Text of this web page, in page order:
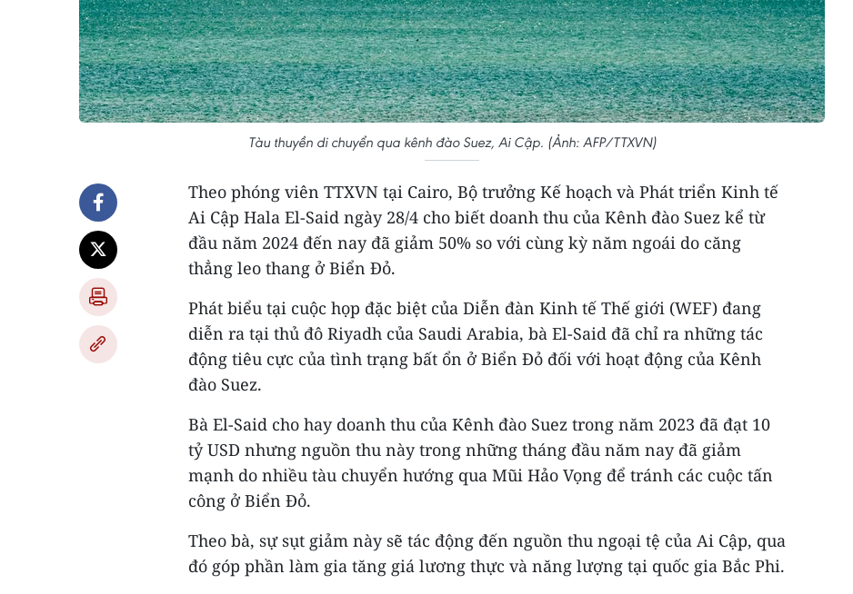
Tàu thuyền di chuyển qua kênh đào Suez, Ai Cập. (Ảnh: AFP/TTXVN)
Theo phóng viên TTXVN tại Cairo, Bộ trưởng Kế hoạch và Phát triển Kinh tế
Ai Cập Hala El-Said ngày 28/4 cho biết doanh thu của Kênh đào Suez kể từ
đầu năm 2024 đến nay đã giảm 50% so với cùng kỳ năm ngoái do căng
thẳng leo thang ở Biển Đỏ.
Phát biểu tại cuộc họp đặc biệt của Diễn đàn Kinh tế Thế giới (WEF) đang
diễn ra tại thủ đô Riyadh của Saudi Arabia, bà El-Said đã chỉ ra những tác
động tiêu cực của tình trạng bất ổn ở Biển Đỏ đối với hoạt động của Kênh
đào Suez.
Bà El-Said cho hay doanh thu của Kênh đào Suez trong năm 2023 đã đạt 10
tỷ USD nhưng nguồn thu này trong những tháng đầu năm nay đã giảm
mạnh do nhiều tàu chuyển hướng qua Mũi Hảo Vọng để tránh các cuộc tấn
công ở Biển Đỏ.
Theo bà, sự sụt giảm này sẽ tác động đến nguồn thu ngoại tệ của Ai Cập, qua
đó góp phần làm gia tăng giá lương thực và năng lượng tại quốc gia Bắc Phi.